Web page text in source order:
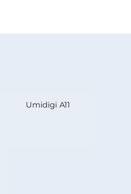
Umidigi A11